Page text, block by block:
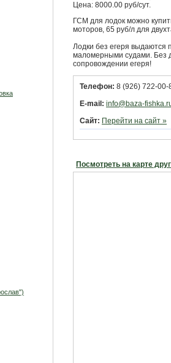
Цена: 8000.00 руб/сут.
ГСМ для лодок можно
моторов, 65 руб/л для
Лодки без егеря выдаются
маломерными судами. Без
сопровождении егеря!
Телефон: 8 (926) 722-00-
E-mail: info@baza-
Сайт: Перейти на сайт »
Посмотреть на карте